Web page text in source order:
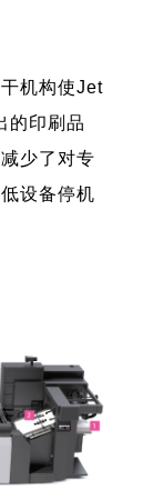
机构使Jet
的印刷品
少了对专
设备停机